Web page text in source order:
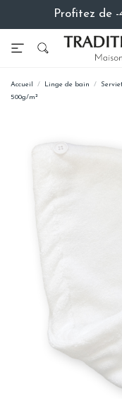
Profitez de
Accueil Linge de bain
500g/m²